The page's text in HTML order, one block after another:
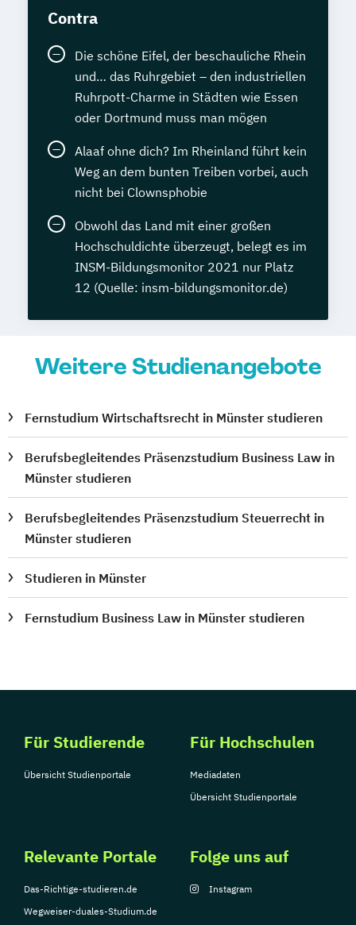
Contra
Die schöne Eifel, der beschauliche Rhein
und… das Ruhrgebiet – den industriellen
Ruhrpott-Charme in Städten wie Essen
oder Dortmund muss man mögen
Alaaf ohne dich? Im Rheinland führt kein
Weg an dem bunten Treiben vorbei, auch
nicht bei Clownsphobie
Obwohl das Land mit einer großen
Hochschuldichte überzeugt, belegt es im
INSM-Bildungsmonitor 2021 nur Platz
12 (Quelle: insm-bildungsmonitor.de)
Weitere Studienangebote
Fernstudium Wirtschaftsrecht in Münster studieren
Berufsbegleitendes Präsenzstudium Business Law in
Münster studieren
Berufsbegleitendes Präsenzstudium Steuerrecht in
Münster studieren
Studieren in Münster
Fernstudium Business Law in Münster studieren
Für Studierende
Übersicht Studienportale
Für Hochschulen
Mediadaten
Übersicht Studienportale
Relevante Portale
Das-Richtige-studieren.de
Wegweiser-duales-Studium.de
Folge uns auf
Instagram